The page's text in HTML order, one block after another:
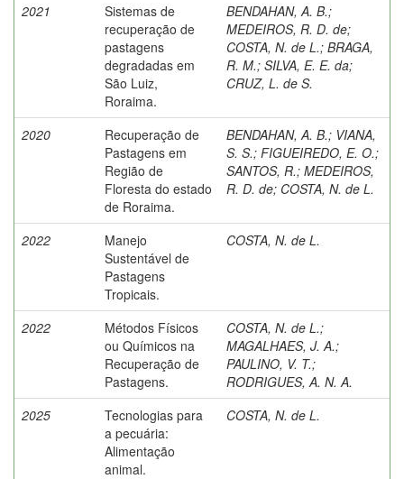
2021
Sistemas de
recuperação de
pastagens
degradadas em
São Luiz,
Roraima.
BENDAHAN, A. B.;
MEDEIROS, R. D. de;
COSTA, N. de L.; BRAGA,
R. M.; SILVA, E. E. da;
CRUZ, L. de S.
2020
Recuperação de
Pastagens em
Região de
Floresta do estado
de Roraima.
BENDAHAN, A. B.; VIANA,
S. S.; FIGUEIREDO, E. O.;
SANTOS, R.; MEDEIROS,
R. D. de; COSTA, N. de L.
2022
Manejo
Sustentável de
Pastagens
Tropicais.
COSTA, N. de L.
2022
Métodos Físicos
ou Químicos na
Recuperação de
Pastagens.
COSTA, N. de L.;
MAGALHAES, J. A.;
PAULINO, V. T.;
RODRIGUES, A. N. A.
2025
Tecnologias para
a pecuária:
Alimentação
animal.
COSTA, N. de L.